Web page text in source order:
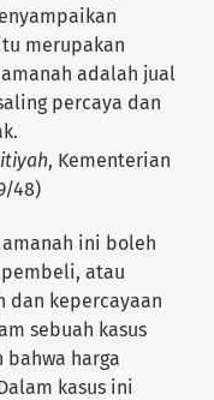
merupakan
adalah jual
percaya dan
, Kementerian
48)
ini boleh
atau
dan kepercayaan
sebuah kasus
harga
kasus ini